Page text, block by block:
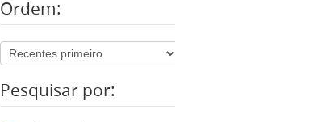
Ordem:
Pesquisar por: